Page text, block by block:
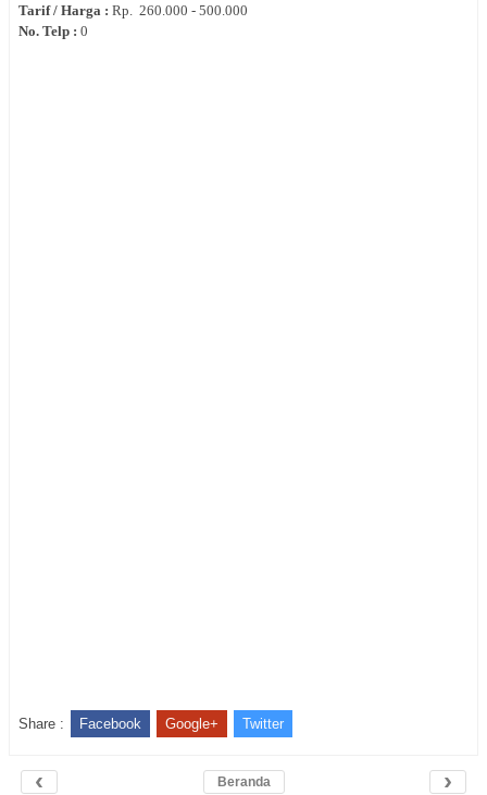
Tarif / Harga : Rp. 260.000 - 500.000
No. Telp : 0
Share : Facebook Google+ Twitter
‹ ›
Beranda